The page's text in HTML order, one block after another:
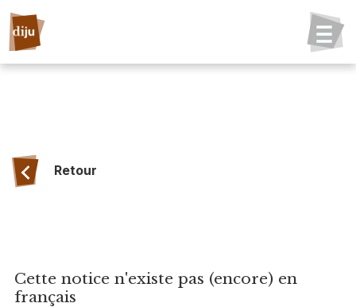
Retour
Cette notice n'existe pas (encore) en
français